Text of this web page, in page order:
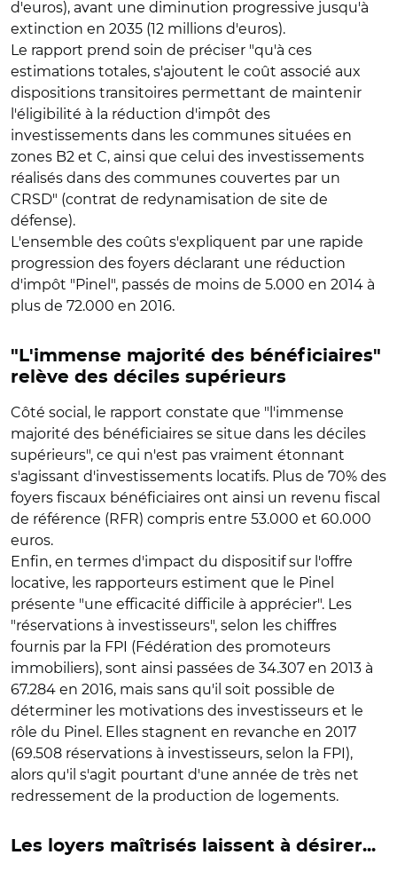
d'euros), avant une diminution progressive jusqu'à
extinction en 2035 (12 millions d'euros).
Le rapport prend soin de préciser "qu'à ces
estimations totales, s'ajoutent le coût associé aux
dispositions transitoires permettant de maintenir
l'éligibilité à la réduction d'impôt des
investissements dans les communes situées en
zones B2 et C, ainsi que celui des investissements
réalisés dans des communes couvertes par un
CRSD" (contrat de redynamisation de site de
défense).
L'ensemble des coûts s'expliquent par une rapide
progression des foyers déclarant une réduction
d'impôt "Pinel", passés de moins de 5.000 en 2014 à
plus de 72.000 en 2016.
"L'immense majorité des bénéficiaires"
relève des déciles supérieurs
Côté social, le rapport constate que "l'immense
majorité des bénéficiaires se situe dans les déciles
supérieurs", ce qui n'est pas vraiment étonnant
s'agissant d'investissements locatifs. Plus de 70% des
foyers fiscaux bénéficiaires ont ainsi un revenu fiscal
de référence (RFR) compris entre 53.000 et 60.000
euros.
Enfin, en termes d'impact du dispositif sur l'offre
locative, les rapporteurs estiment que le Pinel
présente "une efficacité difficile à apprécier". Les
"réservations à investisseurs", selon les chiffres
fournis par la FPI (Fédération des promoteurs
immobiliers), sont ainsi passées de 34.307 en 2013 à
67.284 en 2016, mais sans qu'il soit possible de
déterminer les motivations des investisseurs et le
rôle du Pinel. Elles stagnent en revanche en 2017
(69.508 réservations à investisseurs, selon la FPI),
alors qu'il s'agit pourtant d'une année de très net
redressement de la production de logements.
Les loyers maîtrisés laissent à désirer...